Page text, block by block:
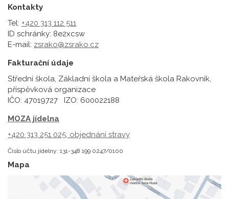
Kontakty
Tel: +420 313 112 511
ID schránky: 8e2xcsw
E-mail: zsrako@zsrako.cz
Fakturační údaje
Střední škola, Základní škola a Mateřská škola Rakovník,
příspěvková organizace
IČO: 47019727 IZO: 600022188
MOZA jídelna
+420 313 251 025; objednání stravy
Číslo účtu jídelny: 131-348 199 0247/0100
Mapa